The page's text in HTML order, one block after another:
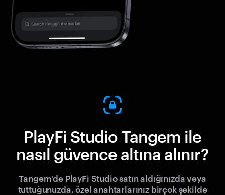
PlayFi Studio Tangem ile
nasıl güvence altına alınır?
Tangem'de PlayFi Studio satın aldığınızda veya
tuttuğunuzda, özel anahtarlarınız birçok şekilde